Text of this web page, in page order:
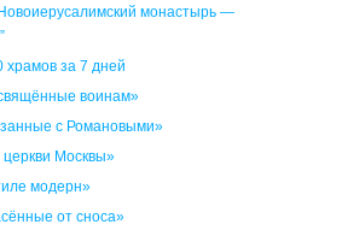
монастырь —
храмов за 7 дней
воинам»
с Романовыми»
Москвы»
модерн»
от сноса»